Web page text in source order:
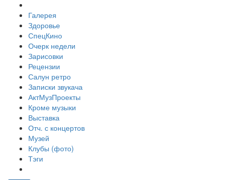
Галерея
Здоровье
СпецКино
Очерк недели
Зарисовки
Рецензии
Салун ретро
Записки звукача
АктМузПроекты
Кроме музыки
Выставка
Отч. с концертов
Музей
Клубы (фото)
Тэги